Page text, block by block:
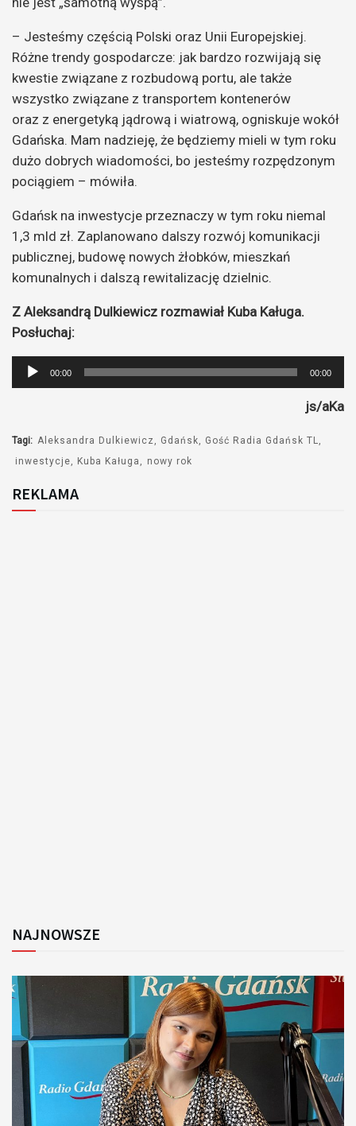
– Jesteśmy częścią Polski oraz Unii Europejskiej.
Różne trendy gospodarcze: jak bardzo rozwijają się
kwestie związane z rozbudową portu, ale także
wszystko związane z transportem kontenerów
oraz z energetyką jądrową i wiatrową, ogniskuje wokół
Gdańska. Mam nadzieję, że będziemy mieli w tym roku
dużo dobrych wiadomości, bo jesteśmy rozpędzonym
pociągiem – mówiła.
Gdańsk na inwestycje przeznaczy w tym roku niemal
1,3 mld zł. Zaplanowano dalszy rozwój komunikacji
publicznej, budowę nowych żłobków, mieszkań
komunalnych i dalszą rewitalizację dzielnic.
Z Aleksandrą Dulkiewicz rozmawiał Kuba Kaługa.
Posłuchaj:
Odtwarzacz
plików
00:00 00:00
js/aKa
Tagi: Aleksandra Dulkiewicz Gdańsk
Gość Radia Gdańsk TL
inwestycje
Kuba Kaługa nowy rok
REKLAMA
NAJNOWSZE